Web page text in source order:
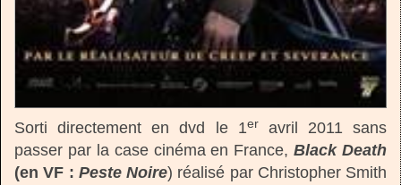
Sorti directement en dvd le 1eravril 2011 sans
passer par la case cinéma en France,Black Death
(en VF : Peste Noire) réalisé par Christopher Smith